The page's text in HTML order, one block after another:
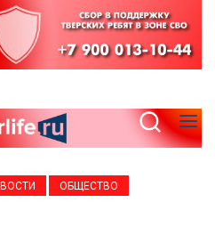
ОБЩЕСТВО